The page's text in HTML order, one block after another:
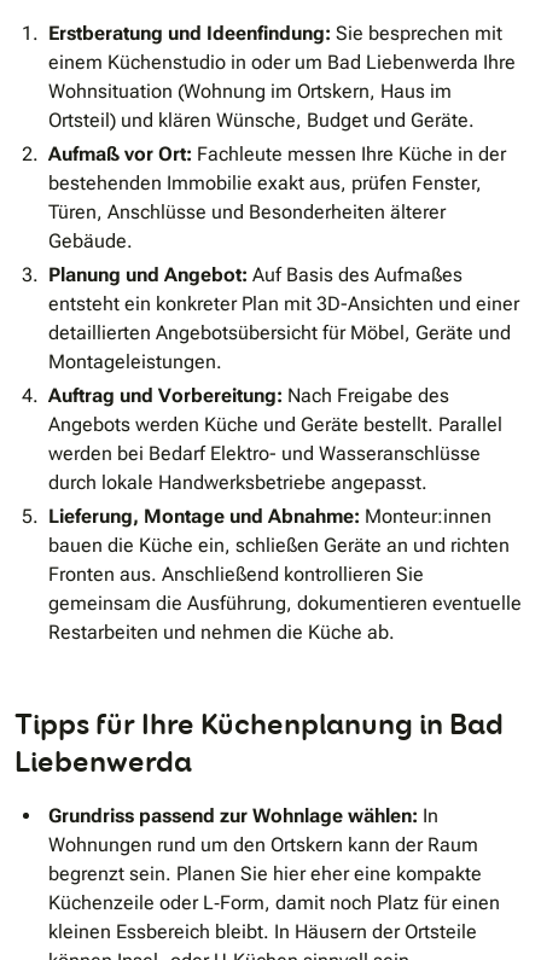
Erstberatung und Ideenfindung: Sie besprechen mit
einem Küchenstudio in oder um Bad Liebenwerda Ihre
Wohnsituation (Wohnung im Ortskern, Haus im
Ortsteil) und klären Wünsche, Budget und Geräte.
Aufmaß vor Ort: Fachleute messen Ihre Küche in der
bestehenden Immobilie exakt aus, prüfen Fenster,
Türen, Anschlüsse und Besonderheiten älterer
Gebäude.
Planung und Angebot: Auf Basis des Aufmaßes
entsteht ein konkreter Plan mit 3D-Ansichten und einer
detaillierten Angebotsübersicht für Möbel, Geräte und
Montageleistungen.
Auftrag und Vorbereitung: Nach Freigabe des
Angebots werden Küche und Geräte bestellt. Parallel
werden bei Bedarf Elektro- und Wasseranschlüsse
durch lokale Handwerksbetriebe angepasst.
Lieferung, Montage und Abnahme: Monteur:innen
bauen die Küche ein, schließen Geräte an und richten
Fronten aus. Anschließend kontrollieren Sie
gemeinsam die Ausführung, dokumentieren eventuelle
Restarbeiten und nehmen die Küche ab.
Tipps für Ihre Küchenplanung in Bad
Liebenwerda
Grundriss passend zur Wohnlage wählen: In
Wohnungen rund um den Ortskern kann der Raum
begrenzt sein. Planen Sie hier eher eine kompakte
Küchenzeile oder L‑Form, damit noch Platz für einen
kleinen Essbereich bleibt. In Häusern der Ortsteile